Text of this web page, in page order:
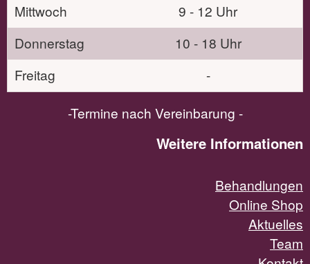
Mittwoch
9 - 12 Uhr
Donnerstag
10 - 18 Uhr
Freitag
-
-Termine nach Vereinbarung -
Weitere Informationen
Behandlungen
Online Shop
Aktuelles
Team